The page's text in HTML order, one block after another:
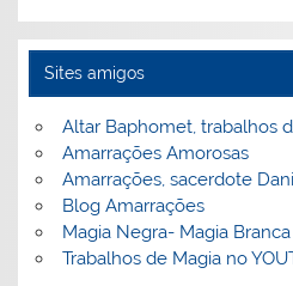
Sites amigos
Altar Baphomet, trabalhos
Amarrações Amorosas
Amarrações, sacerdote
Blog Amarrações
Magia Negra- Magia Branca
Trabalhos de Magia no